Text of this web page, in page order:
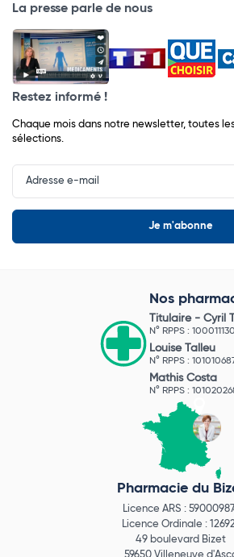
La presse parle de nous
Restez informé !
Chaque mois dans notre newsletter, toutes
sélections.
Input
Newsletter
Nos
Titulaire - Cyril
N° RPPS :
Louise Talleu
N° RPPS :
Mathis Costa
N° RPPS :
Pharmacie du
Licence ARS :
Licence Ordinale :
49 boulevard Bizet
59650 Villeneuve